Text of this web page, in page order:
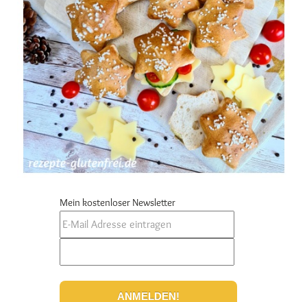
Mein kostenloser Newsletter